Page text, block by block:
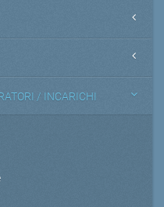
/ INCARICHI